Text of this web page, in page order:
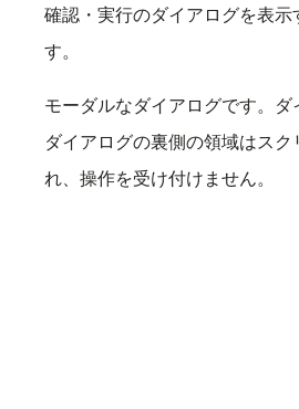
確認・実行のダイアログを表示
す。
モーダルなダイアログです。ダ
ダイアログの裏側の領域はスク
れ、操作を受け付けません。